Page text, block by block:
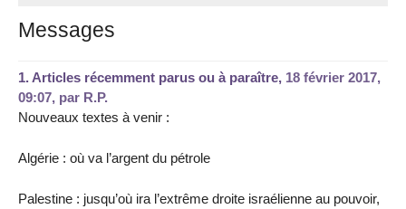
Messages
1. Articles récemment parus ou à paraître, 18 février 2017,
09:07, par R.P.
Nouveaux textes à venir :
Algérie : où va l’argent du pétrole
Palestine : jusqu’où ira l’extrême droite israélienne au pouvoir,